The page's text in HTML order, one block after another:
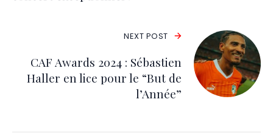
NEXT POST
CAF Awards 2024 : Sébastien
Haller en lice pour le “But de
l’Année”